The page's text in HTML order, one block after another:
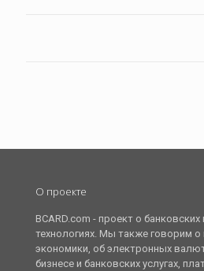
О проекте
BCARD.com - проект о банковских
технологиях. Мы также говорим
экономики, об электронных
бизнесе и банковских услугах,